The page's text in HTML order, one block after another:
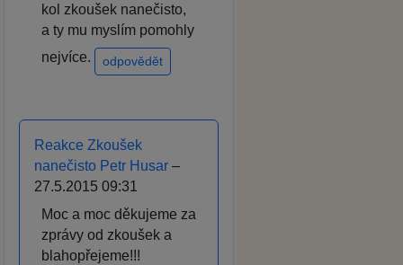
kol zkoušek nanečisto,
a ty mu myslím pomohly
nejvíce.
odpovědět
Reakce Zkoušek
nanečisto Petr Husar –
27.5.2015 09:31
Moc a moc děkujeme za
zprávy od zkoušek a
blahopřejeme!!!